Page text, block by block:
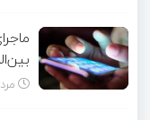
مرداد